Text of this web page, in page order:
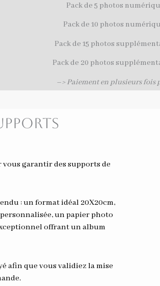
Pack de 5 photos
Pack de 10 photos
Pack de 15 photos
Pack de 20 photos
–> Paiement en plusieurs fois
garantir des supports de
: un format idéal 20X20cm,
un papier photo
offrant un album
afin que vous validiez la mise